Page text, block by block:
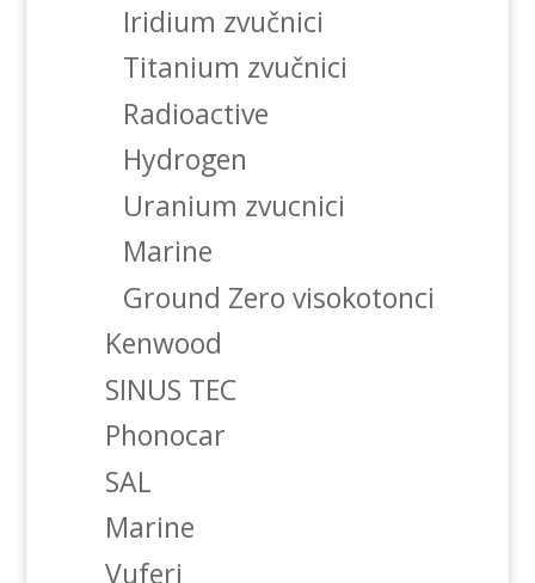
Iridium zvučnici
Titanium zvučnici
Radioactive
Hydrogen
Uranium zvucnici
Marine
Ground Zero visokotonci
Kenwood
SINUS TEC
Phonocar
SAL
Marine
Vuferi